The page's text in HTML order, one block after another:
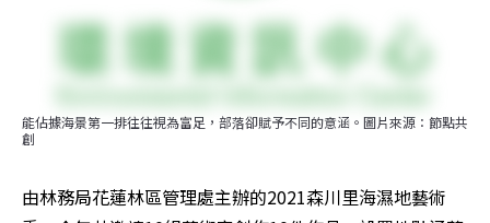
能佔據海景第一排往往視為富足，部落卻賦予不同的意涵。圖片來源：節點共
創
由林務局花蓮林區管理處主辦的2021森川里海濕地藝術